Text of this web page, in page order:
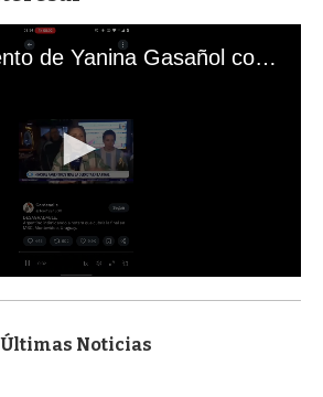
El mal momento de Yanina Gasañol con un hincha argentino en "Subrayado"
Últimas Noticias